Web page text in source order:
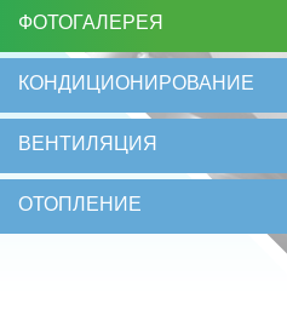
ФОТОГАЛЕРЕЯ
КОНДИЦИОНИРОВАНИЕ
ВЕНТИЛЯЦИЯ
ОТОПЛЕНИЕ